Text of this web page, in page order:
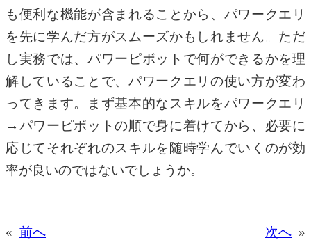
も便利な機能が含まれることから、パワークエリ
を先に学んだ方がスムーズかもしれません。ただ
し実務では、パワーピボットで何ができるかを理
解していることで、パワークエリの使い方が変わ
ってきます。まず基本的なスキルをパワークエリ
→パワーピボットの順で身に着けてから、必要に
応じてそれぞれのスキルを随時学んでいくのが効
率が良いのではないでしょうか。
« 前へ 次へ »